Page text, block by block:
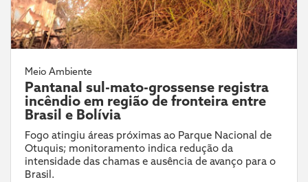
Meio Ambiente
Pantanal sul-mato-grossense registra
incêndio em região de fronteira entre
Brasil e Bolívia
Fogo atingiu áreas próximas ao Parque Nacional de
Otuquis; monitoramento indica redução da
intensidade das chamas e ausência de avanço para o
Brasil.